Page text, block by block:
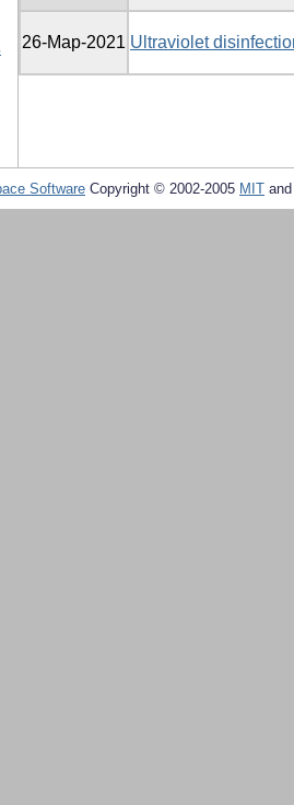
26-Мар-2021 Ultraviolet
Software Copyright © 2002-2005 MIT